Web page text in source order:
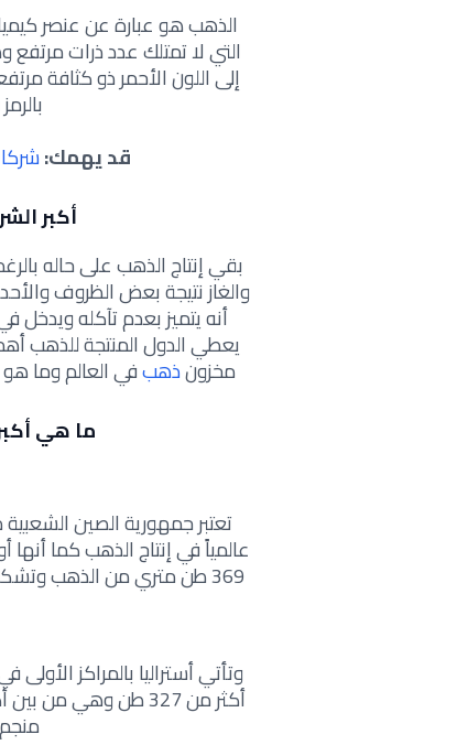
الذهب هو عبارة عن عنصر
التي لا تمتلك عدد ذرات
إلى اللون الأحمر ذو كثافة
بالرمز Au ولا يتأثر بالأحماض المعروفة
قد يهمك:
أكبر
بقي إنتاج الذهب على حاله
والغاز نتيجة بعض الظروف
أنه يتميز بعدم تآكله
يعطي الدول المنتجة للذهب
مخزونذهبفي العالم وما
ما هي
تعتبر جمهورية الصين
عالمياً في إنتاج الذهب كما
369 طن متري من الذهب وتشكل لوحدها أكثر من 11% من الناتج الإجمالي العالمي للذهب
وتأتي أستراليا بالمراكز